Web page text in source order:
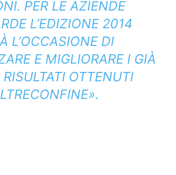
PER LE AZIENDE
L’EDIZIONE 2014
L’OCCASIONE DI
E MIGLIORARE I GIÀ
OTTENUTI